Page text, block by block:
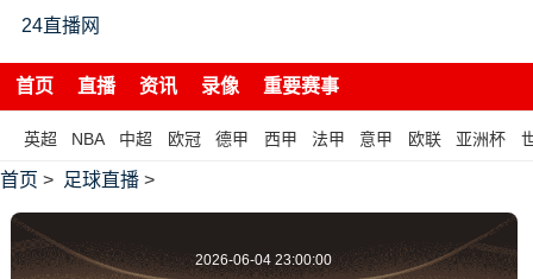
24直播网
首页 直播 资讯 录像 重要赛事
英超 NBA 中超 欧冠 德甲 西甲 法甲 意甲 欧联 亚洲杯
首页 > 足球直播 >
2026-06-04 23:00:00